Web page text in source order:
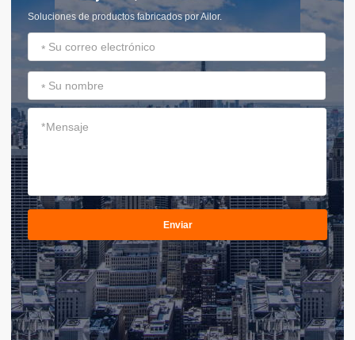
Soluciones de productos fabricados por Ailor.
*
*
*
Enviar